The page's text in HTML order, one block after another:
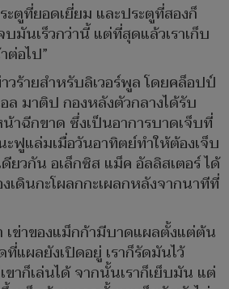
ะตูที่ยอดเยี่ยม และประตูที่สองก็
บมันเร็วกว่านี้ แต่ที่สุดแล้วเราเก็บ
อไป”
วร้ายสำหรับลิเวอร์พูล โดยคล็อปป์
ล มาติป กองหลังตัวกลางได้รับ
น้าฉีกขาด ซึ่งเป็นอาการบาดเจ็บที่
ะฟูแล่มเมื่อวันอาทิตย์ทำให้ต้องเจ็บ
วกัน อเล็กซิส แม็ค อัลลิสเตอร์ ได้
เดินกะโผลกกะเผลกหลังจากนาทีที่
เข่าของแม็กก้ามีบาดแผลตั้งแต่ต้น
ที่แผลยังเปิดอยู่ เราก็รัดมันไว้
าก็เล่นได้ จากนั้นเราก็เย็บมัน แต่